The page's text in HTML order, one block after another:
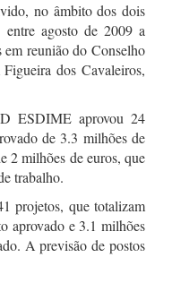
no âmbito dos dois
entre agosto de 2009 a
em reunião do Conselho
dos Cavaleiros,
ESDIME aprovou 24
de 3.3 milhões de
2 milhões de euros, que
trabalho.
projetos, que totalizam
aprovado e 3.1 milhões
A previsão de postos